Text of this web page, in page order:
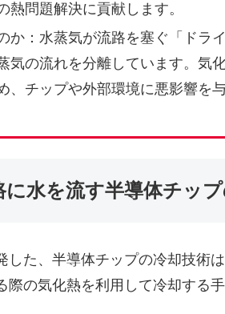
熱問題解決に貢献します。
か：水蒸気が流路を塞ぐ「ドラ
気の流れを分離しています。気
、チップや外部環境に悪影響を
水を流す半導体チッ
た、半導体チップの冷却技術
の気化熱を利用して冷却する手